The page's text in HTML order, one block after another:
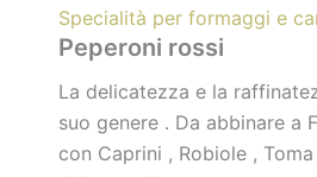
Specialità per formaggi e
Peperoni rossi
La delicatezza e la
suo genere . Da abbinare a
con Caprini , Robiole ,